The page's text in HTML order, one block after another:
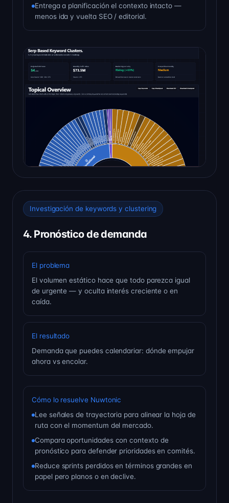
Entrega a planificación el contexto intacto —
menos ida y vuelta SEO / editorial.
Investigación de keywords y clustering
4. Pronóstico de demanda
El problema
El volumen estático hace que todo parezca igual
de urgente — y oculta interés creciente o en
caída.
El resultado
Demanda que puedes calendariar: dónde empujar
ahora vs encolar.
Cómo lo resuelve Nuwtonic
Lee señales de trayectoria para alinear la hoja de
ruta con el momentum del mercado.
Compara oportunidades con contexto de
pronóstico para defender prioridades en comités.
Reduce sprints perdidos en términos grandes en
papel pero planos o en declive.